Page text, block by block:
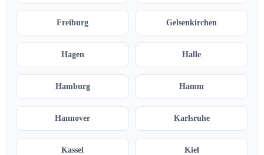
Freiburg Gelsenkirchen
Hagen Halle
Hamburg Hamm
Hannover Karlsruhe
Kassel Kiel